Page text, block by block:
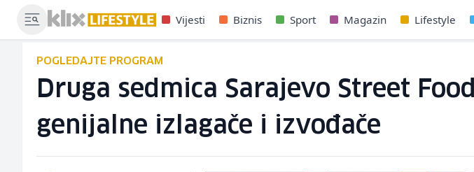
Vijesti Biznis Sport Magazin Lifestyle
POGLEDAJTE PROGRAM
Druga sedmica Sarajevo Street
genijalne izlagače i izvođače